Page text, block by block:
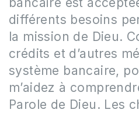
différents besoins
la mission de Dieu.
crédits et d’autres
système bancaire,
m’aidez à
Parole de Dieu. Les